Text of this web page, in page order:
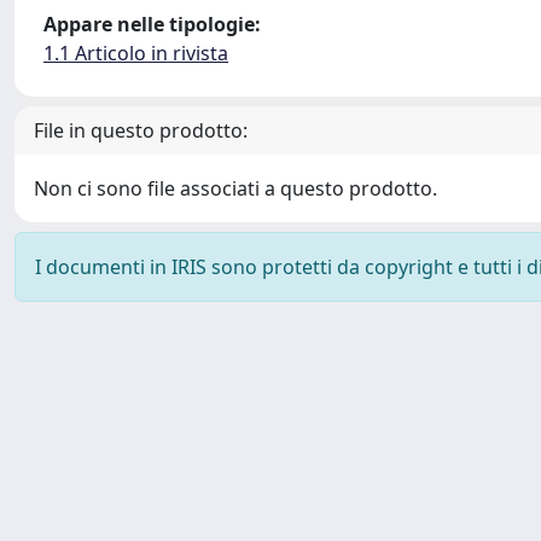
Appare nelle tipologie:
1.1 Articolo in rivista
File in questo prodotto:
Non ci sono file associati a questo prodotto.
I documenti in IRIS sono protetti da copyright e tutti i